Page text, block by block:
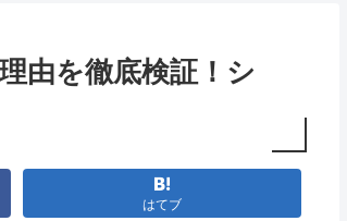
由を徹底検証！シ
はてブ